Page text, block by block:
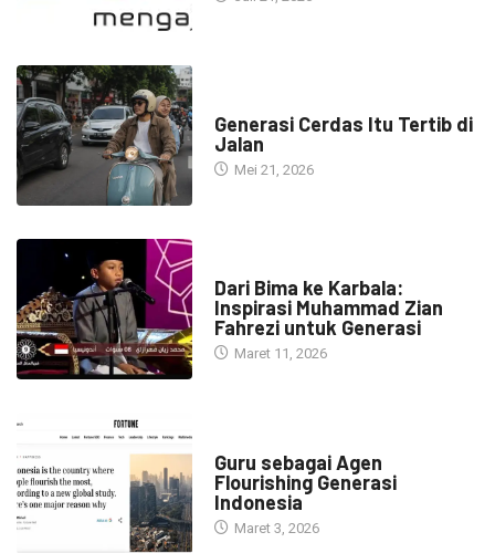
Generasi Cerdas Itu Tertib di
Jalan
Mei 21, 2026
Dari Bima ke Karbala:
Inspirasi Muhammad Zian
Fahrezi untuk Generasi
Maret 11, 2026
Guru sebagai Agen
Flourishing Generasi
Indonesia
Maret 3, 2026